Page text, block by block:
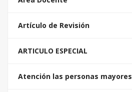
Artículo de Revisión
ARTICULO ESPECIAL
Atención las personas mayores